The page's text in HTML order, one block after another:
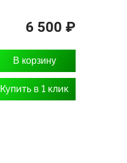
6 500 ₽
В корзину
Купить в 1 клик